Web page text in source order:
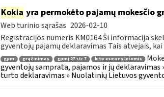
Kokia yra permokėto pajamų mokesčio
Web turinio sąrašas 2026-02-10
Registracijos numeris KM0164 Ši informacija
gyventojų pajamų deklaravimas Tais atvejais,
gpm grąžinimas gpmį 27 str 7 kito asmens lėšomis
gyventojų samprata, pajamos ir jų
turto deklaravimas » Nuolatinių Lietuvos